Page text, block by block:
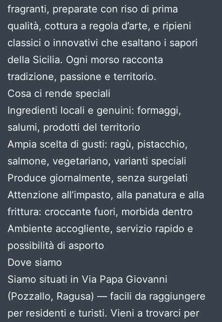
fragranti, preparate con riso di prima
qualità, cottura a regola d’arte, e ripieni
classici o innovativi che esaltano i sapori
della Sicilia. Ogni morso racconta
tradizione, passione e territorio.
Cosa ci rende speciali
Ingredienti locali e genuini: formaggi,
salumi, prodotti del territorio
Ampia scelta di gusti: ragù, pistacchio,
salmone, vegetariano, varianti speciali
Produce giornalmente, senza surgelati
Attenzione all’impasto, alla panatura e alla
frittura: croccante fuori, morbida dentro
Ambiente accogliente, servizio rapido e
possibilità di asporto
Dove siamo
Siamo situati in Via Papa Giovanni
(Pozzallo, Ragusa) — facili da raggiungere
per residenti e turisti. Vieni a trovarci per